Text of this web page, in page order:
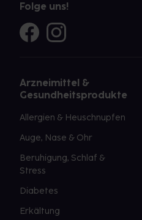
Folge uns!
Arzneimittel &
Gesundheitsprodukte
Allergien & Heuschnupfen
Auge, Nase & Ohr
Beruhigung, Schlaf &
Stress
Diabetes
Erkältung